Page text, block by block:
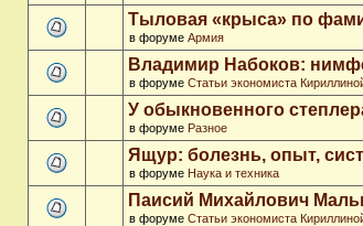
Тыловая «крыса» по
в форуме Армия
Владимир Набоков:
в форуме Статьи экономиста
У обыкновенного
в форуме Разное
Ящур: болезнь, опыт,
в форуме Наука и техника
Паисий Михайлович
в форуме Статьи экономиста